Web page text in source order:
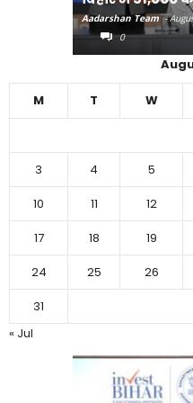
Aadarshan Team -
0
M T W
3
4 5
10
11 12
17
18 19
24
25 26
31
« Jul